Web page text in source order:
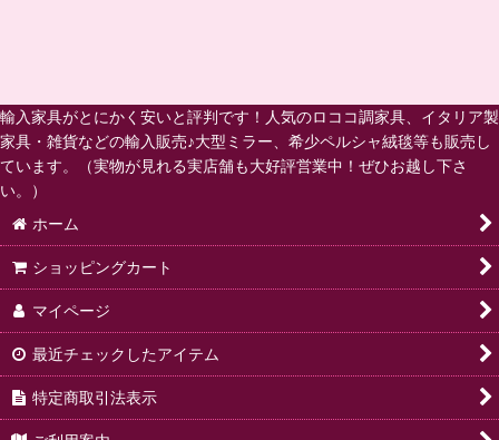
輸入家具がとにかく安いと評判です！人気のロココ調家具、イタリア製
家具・雑貨などの輸入販売♪大型ミラー、希少ペルシャ絨毯等も販売し
ています。（実物が見れる実店舗も大好評営業中！ぜひお越し下さ
い。）
ホーム
ショッピングカート
マイページ
最近チェックしたアイテム
特定商取引法表示